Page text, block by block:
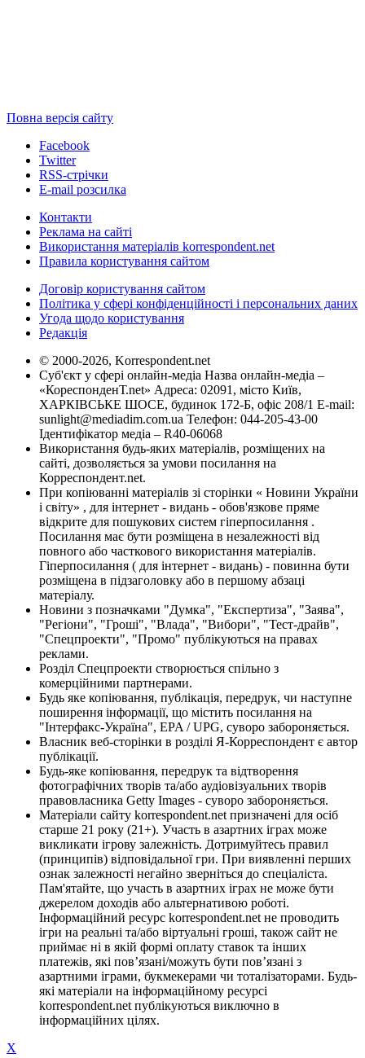
Повна версія сайту
Facebook
Twitter
RSS-стрічки
E-mail розсилка
Контакти
Реклама на сайті
Використання матеріалів korrespondent.net
Правила користування сайтом
Договір користування сайтом
Політика у сфері конфіденційності і персональних даних
Угода щодо користування
Редакція
© 2000-2026, Korrespondent.net
Суб'єкт у сфері онлайн-медіа Назва онлайн-медіа –
«КореспонденТ.net» Адреса: 02091, місто Київ,
ХАРКІВСЬКЕ ШОСЕ, будинок 172-Б, офіс 208/1 E-mail:
sunlight@mediadim.com.ua Телефон: 044-205-43-00
Ідентифікатор медіа – R40-06068
Використання будь-яких матеріалів, розміщених на
сайті, дозволяється за умови посилання на
Корреспондент.net.
При копіюванні матеріалів зі сторінки « Новини України
і світу» , для інтернет - видань - обов'язкове пряме
відкрите для пошукових систем гіперпосилання .
Посилання має бути розміщена в незалежності від
повного або часткового використання матеріалів.
Гіперпосилання ( для інтернет - видань) - повинна бути
розміщена в підзаголовку або в першому абзаці
матеріалу.
Новини з позначками "Думка", "Експертиза", "Заява",
"Регіони", "Гроші", "Влада", "Вибори", "Тест-драйв",
"Спецпроекти", "Промо" публікуються на правах
реклами.
Розділ Спецпроекти створюється спільно з
комерційними партнерами.
Будь яке копіювання, публікація, передрук, чи наступне
поширення інформації, що містить посилання на
"Інтерфакс-Україна", EPA / UPG, суворо забороняється.
Власник веб-сторінки в розділі Я-Корреспондент є автор
публікації.
Будь-яке копіювання, передрук та відтворення
фотографічних творів та/або аудіовізуальних творів
правовласника Getty Images - суворо забороняється.
Матеріали сайту korrespondent.net призначені для осіб
старше 21 року (21+). Участь в азартних іграх може
викликати ігрову залежність. Дотримуйтесь правил
(принципів) відповідальної гри. При виявленні перших
ознак залежності негайно зверніться до спеціаліста.
Пам'ятайте, що участь в азартних іграх не може бути
джерелом доходів або альтернативою роботі.
Інформаційний ресурс korrespondent.net не проводить
ігри на реальні та/або віртуальні гроші, також сайт не
приймає ні в якій формі оплату ставок та інших
платежів, які пов’язані/можуть бути пов’язані з
азартними іграми, букмекерами чи тоталізаторами. Будь-
які матеріали на інформаційному ресурсі
korrespondent.net публікуються виключно в
інформаційних цілях.
X